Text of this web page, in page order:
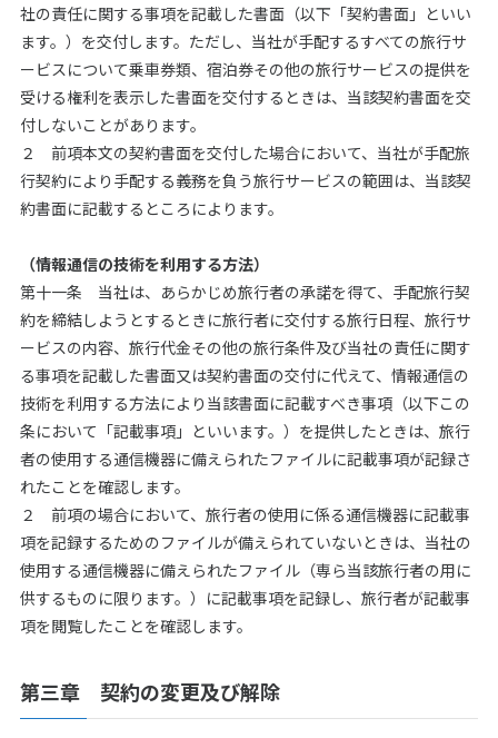
社の責任に関する事項を記載した書面（以下「契約書面」といい
ます。）を交付します。ただし、当社が手配するすべての旅行サ
ービスについて乗車券類、宿泊券その他の旅行サービスの提供を
受ける権利を表示した書面を交付するときは、当該契約書面を交
付しないことがあります。
２ 前項本文の契約書面を交付した場合において、当社が手配旅
行契約により手配する義務を負う旅行サービスの範囲は、当該契
約書面に記載するところによります。
（情報通信の技術を利用する方法）
第十一条 当社は、あらかじめ旅行者の承諾を得て、手配旅行契
約を締結しようとするときに旅行者に交付する旅行日程、旅行サ
ービスの内容、旅行代金その他の旅行条件及び当社の責任に関す
る事項を記載した書面又は契約書面の交付に代えて、情報通信の
技術を利用する方法により当該書面に記載すべき事項（以下この
条において「記載事項」といいます。）を提供したときは、旅行
者の使用する通信機器に備えられたファイルに記載事項が記録さ
れたことを確認します。
２ 前項の場合において、旅行者の使用に係る通信機器に記載事
項を記録するためのファイルが備えられていないときは、当社の
使用する通信機器に備えられたファイル（専ら当該旅行者の用に
供するものに限ります。）に記載事項を記録し、旅行者が記載事
項を閲覧したことを確認します。
第三章 契約の変更及び解除